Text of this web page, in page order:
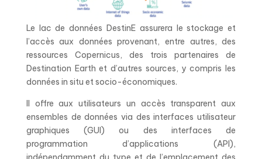
Le lac de données DestinE assurera le stockage et
l’accès aux données provenant, entre autres, des
ressources Copernicus, des trois partenaires de
Destination Earth et d’autres sources, y compris les
données in situ et socio-économiques.
Il offre aux utilisateurs un accès transparent aux
ensembles de données via des interfaces utilisateur
graphiques (GUI) ou des interfaces de
programmation d’applications (API),